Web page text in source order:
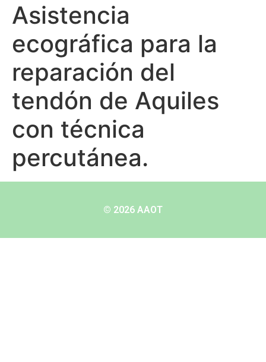
Asistencia
ecográfica para la
reparación del
tendón de Aquiles
con técnica
percutánea.
© 2026 AAOT